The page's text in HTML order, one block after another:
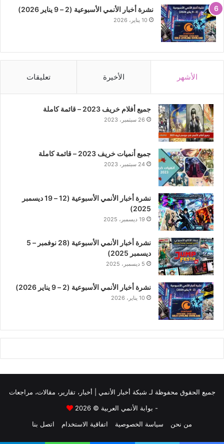
نشرة أخبار الأنمي الأسبوعية (2 – 9 يناير 2026)
10 يناير، 2026
الأشهر الأخيرة تعليقات
جميع أفلام خريف 2023 – قائمة كاملة
26 سبتمبر، 2023
جميع أنميات خريف 2023 – قائمة كاملة
24 سبتمبر، 2023
نشرة أخبار الأنمي الأسبوعية (12 – 19 ديسمبر
2025)
19 ديسمبر، 2025
نشرة أخبار الأنمي الأسبوعية (28 نوفمبر – 5
ديسمبر 2025)
5 ديسمبر، 2025
نشرة أخبار الأنمي الأسبوعية (2 – 9 يناير 2026)
10 يناير، 2026
جميع الحقوق محفوظة لـ شبكة أخبار الأنمي | أخبار، تقارير، مقالات، مراجعات
- بوابة الأنمي العربية © 2026
من نحن
سياسة الخصوصية اتفاقية الاستخدام اتصل بنا